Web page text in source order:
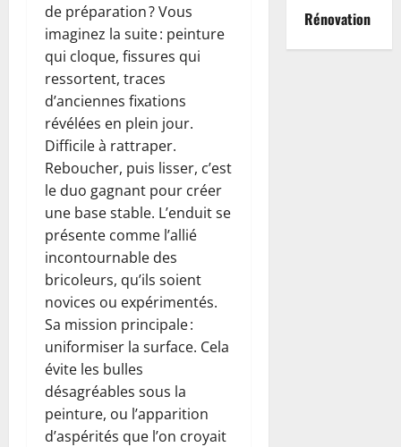
de préparation ? Vous
imaginez la suite : peinture
qui cloque, fissures qui
ressortent, traces
d’anciennes fixations
révélées en plein jour.
Difficile à rattraper.
Reboucher, puis lisser, c’est
le duo gagnant pour créer
une base stable. L’enduit se
présente comme l’allié
incontournable des
bricoleurs, qu’ils soient
novices ou expérimentés.
Sa mission principale :
uniformiser la surface. Cela
évite les bulles
désagréables sous la
peinture, ou l’apparition
d’aspérités que l’on croyait
Rénovation